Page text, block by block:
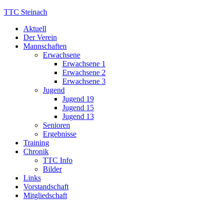
TTC Steinach
Aktuell
Der Verein
Mannschaften
Erwachsene
Erwachsene 1
Erwachsene 2
Erwachsene 3
Jugend
Jugend 19
Jugend 15
Jugend 13
Senioren
Ergebnisse
Training
Chronik
TTC Info
Bilder
Links
Vorstandschaft
Mitgliedschaft